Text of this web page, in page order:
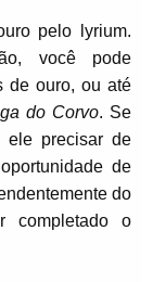
pelo lyrium.
você pode
de ouro, ou até
do Corvo. Se
ele precisar de
de
do
completado o